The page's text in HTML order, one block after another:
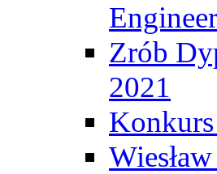
Zrób
2021
Konkurs